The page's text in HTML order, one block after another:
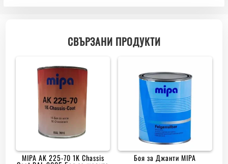
СВЪРЗАНИ ПРОДУКТИ
MIPA AK 225-70 1K Chassis
Боя за Джанти MIPA